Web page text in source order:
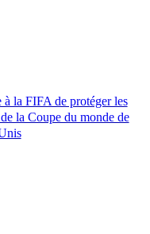
à la FIFA de protéger les
la Coupe du monde de